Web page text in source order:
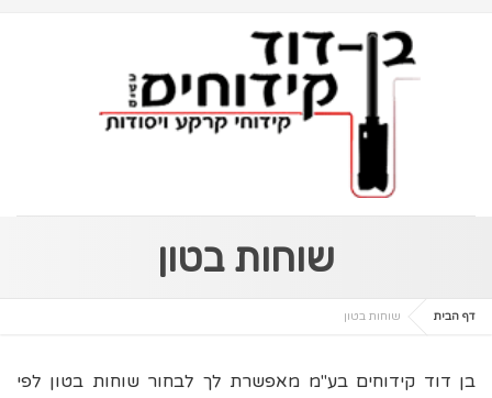
שוחות בטון
דף הבית שוחות בטון
בן דוד קידוחים בע"מ מאפשרת לך לבחור שוחות בטון לפי